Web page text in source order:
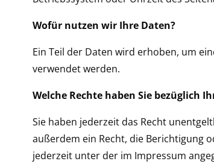
Wofür nutzen wir Ihre Daten?
Ein Teil der Daten wird erhoben, um
verwendet werden.
Welche Rechte haben Sie bezüglich
Sie haben jederzeit das Recht
außerdem ein Recht, die Berichtigung
jederzeit unter der im Impressum